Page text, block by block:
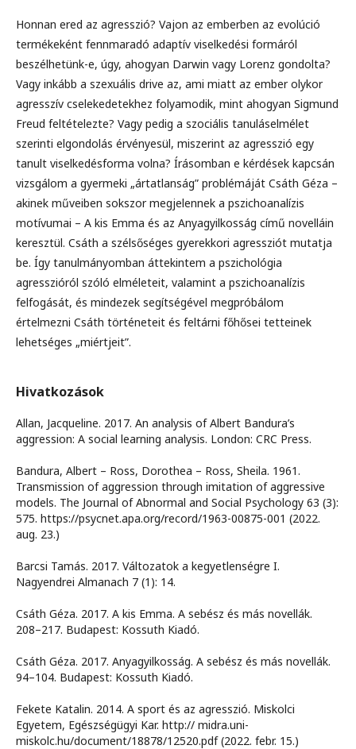
Honnan ered az agresszió? Vajon az emberben az evolúció
termékeként fennmaradó adaptív viselkedési formáról
beszélhetünk-e, úgy, ahogyan Darwin vagy Lorenz gondolta?
Vagy inkább a szexuális drive az, ami miatt az ember olykor
agresszív cselekedetekhez folyamodik, mint ahogyan Sigmund
Freud feltételezte? Vagy pedig a szociális tanuláselmélet
szerinti elgondolás érvényesül, miszerint az agresszió egy
tanult viselkedésforma volna? Írásomban e kérdések kapcsán
vizsgálom a gyermeki „ártatlanság” problémáját Csáth Géza –
akinek műveiben sokszor megjelennek a pszichoanalízis
motívumai – A kis Emma és az Anyagyilkosság című novelláin
keresztül. Csáth a szélsőséges gyerekkori agressziót mutatja
be. Így tanulmányomban áttekintem a pszichológia
agresszióról szóló elméleteit, valamint a pszichoanalízis
felfogását, és mindezek segítségével megpróbálom
értelmezni Csáth történeteit és feltárni főhősei tetteinek
lehetséges „miértjeit”.
Hivatkozások
Allan, Jacqueline. 2017. An analysis of Albert Bandura’s
aggression: A social learning analysis. London: CRC Press.
Bandura, Albert – Ross, Dorothea – Ross, Sheila. 1961.
Transmission of aggression through imitation of aggressive
models. The Journal of Abnormal and Social Psychology 63 (3):
575. https://psycnet.apa.org/record/1963-00875-001 (2022.
aug. 23.)
Barcsi Tamás. 2017. Változatok a kegyetlenségre I.
Nagyendrei Almanach 7 (1): 14.
Csáth Géza. 2017. A kis Emma. A sebész és más novellák.
208–217. Budapest: Kossuth Kiadó.
Csáth Géza. 2017. Anyagyilkosság. A sebész és más novellák.
94–104. Budapest: Kossuth Kiadó.
Fekete Katalin. 2014. A sport és az agresszió. Miskolci
Egyetem, Egészségügyi Kar. http:// midra.uni-
miskolc.hu/document/18878/12520.pdf (2022. febr. 15.)